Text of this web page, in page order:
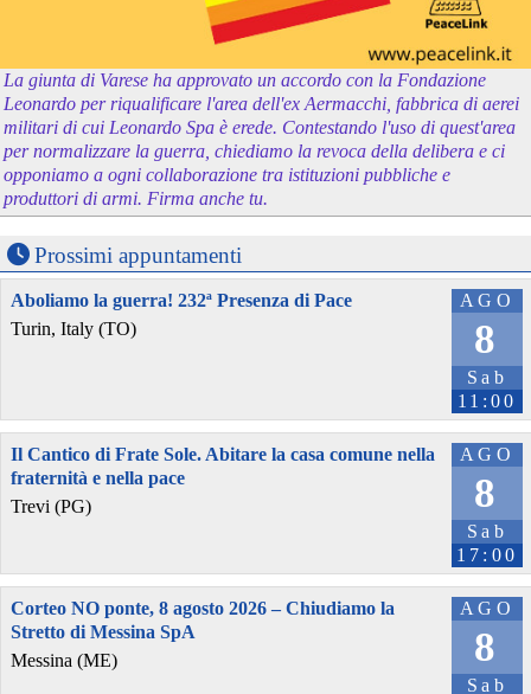
La giunta di Varese ha approvato un accordo con la Fondazione
Leonardo per riqualificare l'area dell'ex Aermacchi, fabbrica di aerei
militari di cui Leonardo Spa è erede. Contestando l'uso di quest'area
per normalizzare la guerra, chiediamo la revoca della delibera e ci
opponiamo a ogni collaborazione tra istituzioni pubbliche e
produttori di armi. Firma anche tu.
Prossimi appuntamenti
AGO
8
Sab
11:00
Aboliamo la guerra! 232ª Presenza di Pace
Turin, Italy (TO)
AGO
8
Sab
17:00
Il Cantico di Frate Sole. Abitare la casa comune nella
fraternità e nella pace
Trevi (PG)
AGO
8
Sab
Corteo NO ponte, 8 agosto 2026 – Chiudiamo la
Stretto di Messina SpA
Messina (ME)